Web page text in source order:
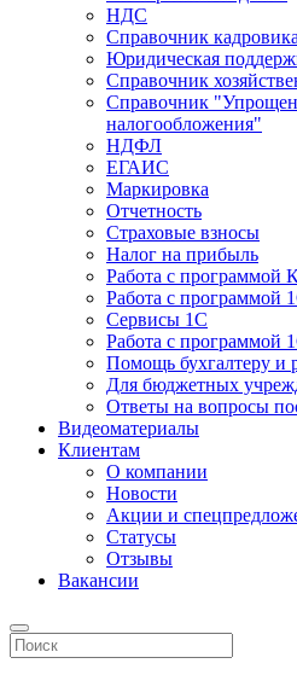
НДС
Справочник кадровика
Юридическая
Справочник
Справочник
налогообложения"
НДФЛ
ЕГАИС
Маркировка
Отчетность
Страховые взносы
Налог на прибыль
Работа с
Работа с программой
Сервисы 1С
Работа с программой
Помощь бухгалтеру и
Для бюджетных
Ответы на вопросы
Видеоматериалы
Клиентам
О компании
Новости
Акции и
Статусы
Отзывы
Вакансии